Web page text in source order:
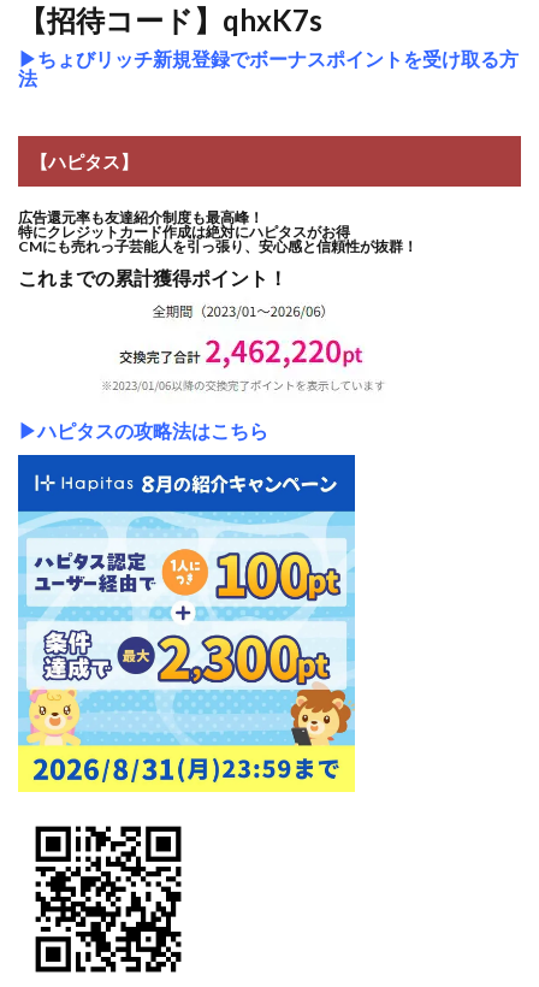
【招待コード】qhxK7s
▶ちょびリッチ新規登録でボーナスポイントを受け取る方
法
【ハピタス】
広告還元率も友達紹介制度も最高峰！
特にクレジットカード作成は絶対にハピタスがお得
CMにも売れっ子芸能人を引っ張り、安心感と信頼性が抜群！
これまでの累計獲得ポイント！
▶ハピタスの攻略法はこちら